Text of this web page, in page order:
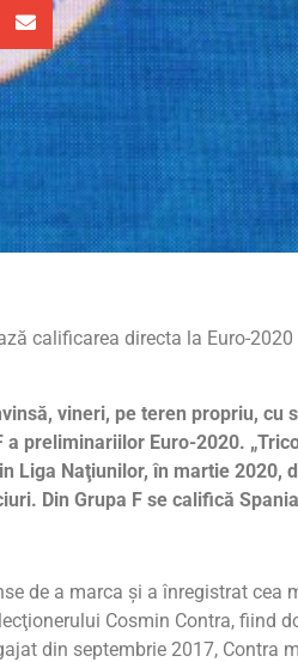
calificarea directa la Euro-
vineri, pe teren propriu, cu
a preliminariilor Euro-2020.
Liga Naţiunilor, în martie 2020,
Din Grupa F se califică
de a marca şi a înregistrat cea
Cosmin Contra, fiind
din septembrie 2017, Contra